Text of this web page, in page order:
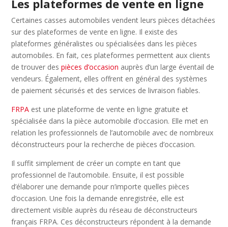
Les plateformes de vente en ligne
Certaines casses automobiles vendent leurs pièces détachées
sur des plateformes de vente en ligne. Il existe des
plateformes généralistes ou spécialisées dans les pièces
automobiles. En fait, ces plateformes permettent aux clients
de trouver despièces d’occasion auprès d’un large éventail de
vendeurs. Également, elles offrent en général des systèmes
de paiement sécurisés et des services de livraison fiables.
FRPA est une plateforme de vente en ligne gratuite et
spécialisée dans la pièce automobile d’occasion. Elle met en
relation les professionnels de l’automobile avec de nombreux
déconstructeurs pour la recherche de pièces d’occasion.
Il suffit simplement de créer un compte en tant que
professionnel de l’automobile. Ensuite, il est possible
d’élaborer une demande pour n’importe quelles pièces
d’occasion. Une fois la demande enregistrée, elle est
directement visible auprès du réseau de déconstructeurs
français FRPA. Ces déconstructeurs répondent à la demande